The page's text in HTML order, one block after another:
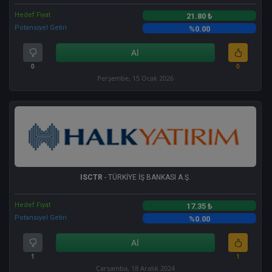
Hedef Fiyat 21.80 ₺
Potansiyel Getiri %0.00
0
Al
0
Perşembe, 15 Ocak 2026
ISCTR - TÜRKİYE İŞ BANKASI A.Ş.
Hedef Fiyat 17.35 ₺
Potansiyel Getiri %0.00
1
Al
1
Çarşamba, 18 Aralık 2024